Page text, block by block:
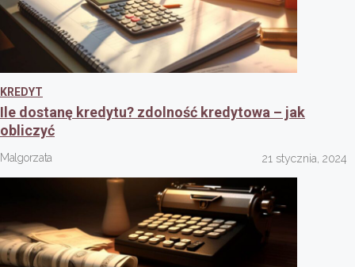
KREDYT
Ile dostanę kredytu? zdolność kredytowa – jak
obliczyć
Malgorzata 21 stycznia, 2024